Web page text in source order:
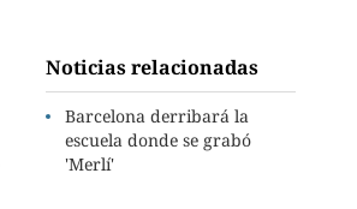
Noticias relacionadas
Barcelona derribará la
escuela donde se grabó
'Merlí'